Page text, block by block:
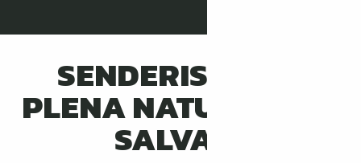
SENDERISMO EN
PLENA NATURALEZA
SALVAJE